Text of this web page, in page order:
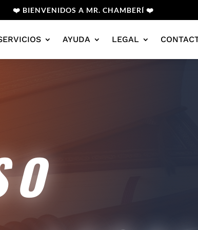
❤️ BIENVENIDOS A MR. CHAMBERÍ ❤️
AYUDA LEGAL